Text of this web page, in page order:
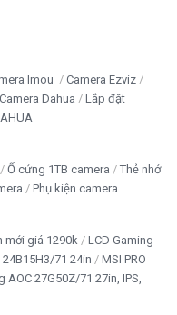
Imou
Camera Ezviz
Camera Dahua
Lắp đặt
Ổ cứng 1TB camera
Thẻ nhớ
Phụ kiện camera
mới giá 1290k
LCD Gaming
71 24in
MSI PRO
AOC 27G50Z/71 27in, IPS,